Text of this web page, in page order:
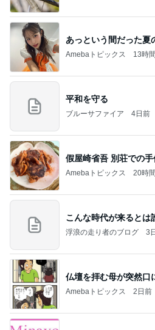
あっという間だった夏
Amebaトピックス 13時
平和を守る
ブルーサファイア 4日前
假屋崎省吾 別荘での
Amebaトピックス 20時
こんな時代が来るとは
浮浪の走り者のブログ 3
仏壇を拝む母が突然口
Amebaトピックス 2日前